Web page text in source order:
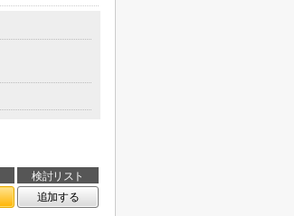
検討リスト
追加する